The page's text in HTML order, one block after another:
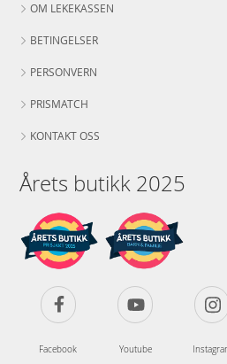
OM LEKEKASSEN
BETINGELSER
PERSONVERN
PRISMATCH
KONTAKT OSS
Årets butikk 2025
Facebook Youtube